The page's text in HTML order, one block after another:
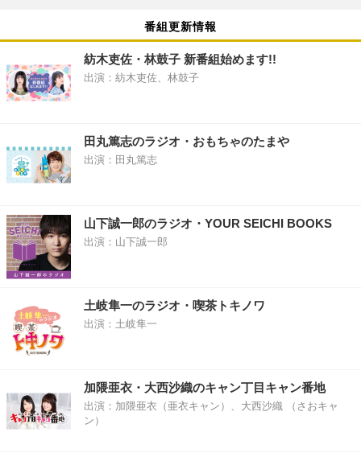
番組更新情報
紡木吏佐・林鼓子 新番組始めます!!
出演：紡木吏佐、林鼓子
田丸篤志のラジオ・おもちゃのたまや
出演：田丸篤志
山下誠一郎のラジオ・YOUR SEICHI BOOKS
出演：山下誠一郎
土岐隼一のラジオ・喫茶トキノワ
出演：土岐隼一
加隈亜衣・大西沙織のキャン丁目キャン番地
出演：加隈亜衣（亜衣キャン）、大西沙織 （さおキャ
ン）